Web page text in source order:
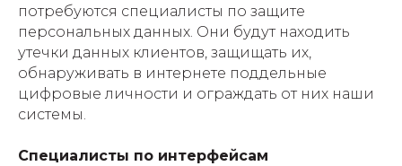
потребуются специалисты по защите
персональных данных. Они будут находить
утечки данных клиентов, защищать их,
обнаруживать в интернете поддельные
цифровые личности и ограждать от них наши
системы.
Специалисты по интерфейсам